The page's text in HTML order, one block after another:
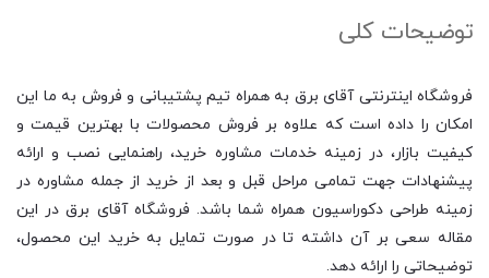
توضیحات کلی
فروشگاه اینترنتی آقای برق به همراه تیم پشتیبانی و فروش به ما این
امکان را داده است که علاوه بر فروش محصولات با بهترین قیمت و
کیفیت بازار، در زمینه خدمات مشاوره خرید، راهنمایی نصب و ارائه
پیشنهادات جهت تمامی مراحل قبل و بعد از خرید از جمله مشاوره در
زمینه طراحی دکوراسیون همراه شما باشد. فروشگاه آقای برق در این
مقاله سعی بر آن داشته تا در صورت تمایل به خرید این محصول،
توضیحاتی را ارائه دهد.